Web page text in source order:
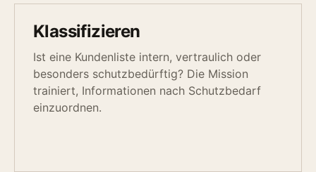
Klassifizieren
Ist eine Kundenliste intern, vertraulich oder
besonders schutzbedürftig? Die Mission
trainiert, Informationen nach Schutzbedarf
einzuordnen.